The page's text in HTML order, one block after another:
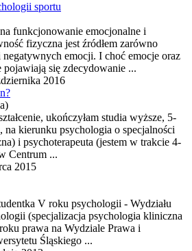
sportu
funkcjonowanie emocjonalne i
fizyczna jest źródłem zarówno
emocji. I choć emocje oraz
pojawiają się zdecydowanie ...
2016
ukończyłam studia wyższe, 5-
na kierunku psychologia o specjalności
) i psychoterapeuta (jestem w trakcie 4-
Centrum ...
2015
V roku psychologii - Wydziału
(specjalizacja psychologia kliniczna
prawa na Wydziale Prawa i
Śląskiego ...